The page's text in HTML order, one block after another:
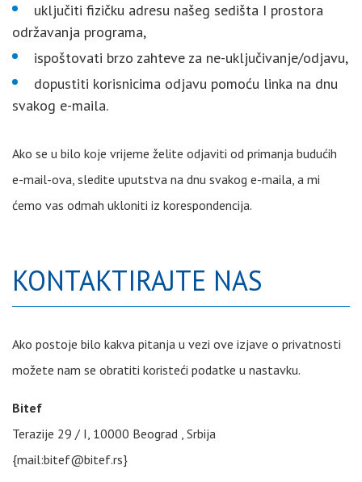
uključiti fizičku adresu našeg sedišta I prostora
održavanja programa,
ispoštovati brzo zahteve za ne-uključivanje/odjavu,
dopustiti korisnicima odjavu pomoću linka na dnu
svakog e-maila.
Ako se u bilo koje vrijeme želite odjaviti od primanja budućih
e-mail-ova, sledite uputstva na dnu svakog e-maila, a mi
ćemo vas odmah ukloniti iz korespondencija.
KONTAKTIRAJTE NAS
Ako postoje bilo kakva pitanja u vezi ove izjave o privatnosti
možete nam se obratiti koristeći podatke u nastavku.
Bitef
Terazije 29 / I, 10000 Beograd , Srbija
{mail:bitef@bitef.rs}